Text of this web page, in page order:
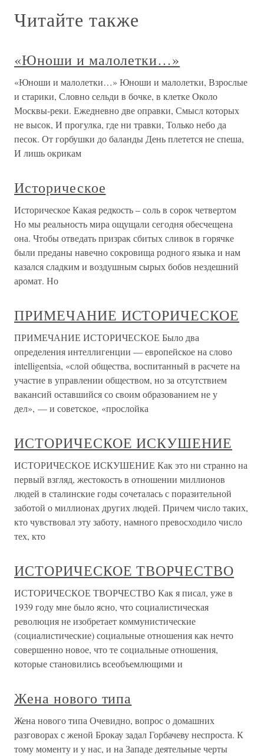
Читайте также
«Юноши и малолетки…»
«Юноши и малолетки…» Юноши и малолетки, Взрослые
и старики, Словно сельди в бочке, в клетке Около
Москвы-реки. Ежедневно две оправки, Смысл которых
не высок, И прогулка, где ни травки, Только небо да
песок. От горбушки до баланды День плетется не спеша,
И лишь окрикам
Историческое
Историческое Какая редкость – соль в сорок четвертом
Но мы реальность мира ощущали сегодня обесчещена
она. Чтобы отведать призрак сбитых сливок в горячке
были преданы навечно сокровища родного языка и нам
казался сладким и воздушным сырых бобов нездешний
аромат. Но
ПРИМЕЧАНИЕ ИСТОРИЧЕСКОЕ
ПРИМЕЧАНИЕ ИСТОРИЧЕСКОЕ Было два
определения интеллигенции — европейское на слово
intelligentsia, «слой общества, воспитанный в расчете на
участие в управлении обществом, но за отсутствием
вакансий оставшийся со своим образованием не у
дел», — и советское, «прослойка
ИСТОРИЧЕСКОЕ ИСКУШЕНИЕ
ИСТОРИЧЕСКОЕ ИСКУШЕНИЕ Как это ни странно на
первый взгляд, жестокость в отношении миллионов
людей в сталинские годы сочеталась с поразительной
заботой о миллионах других людей. Причем число таких,
кто чувствовал эту заботу, намного превосходило число
тех, кто
ИСТОРИЧЕСКОЕ ТВОРЧЕСТВО
ИСТОРИЧЕСКОЕ ТВОРЧЕСТВО Как я писал, уже в
1939 году мне было ясно, что социалистическая
революция не изобретает коммунистические
(социалистические) социальные отношения как нечто
совершенно новое, что те социальные отношения,
которые становились всеобъемлющими и
Жена нового типа
Жена нового типа Очевидно, вопрос о домашних
разговорах с женой Брокау задал Горбачеву неспроста. К
тому моменту и у нас, и на Западе деятельные черты